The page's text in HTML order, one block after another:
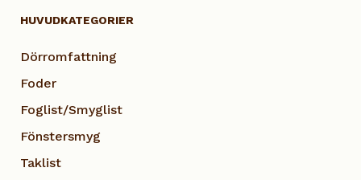
HUVUDKATEGORIER
Dörromfattning
Foder
Foglist/Smyglist
Fönstersmyg
Taklist